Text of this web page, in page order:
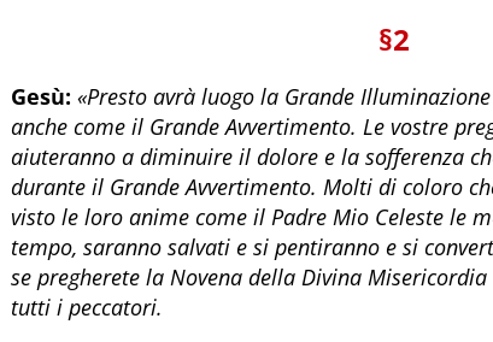
§2
Gesù: «Presto avrà luogo la Grande
anche come il Grande Avvertimento. Le vostre
aiuteranno a diminuire il dolore e la sofferenza
durante il Grande Avvertimento. Molti di coloro
visto le loro anime come il Padre Mio Celeste le
tempo, saranno salvati e si pentiranno e si
se pregherete la Novena della Divina
tutti i peccatori.